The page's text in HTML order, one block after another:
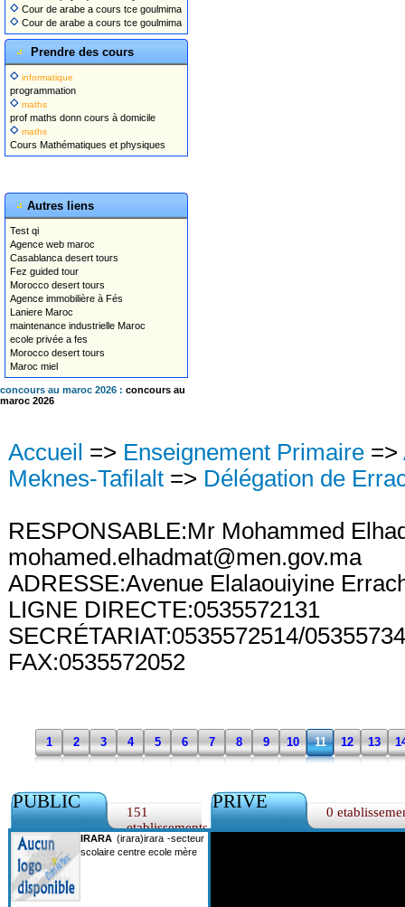
Cour de arabe a cours tce goulmima
Cour de arabe a cours tce goulmima
Prendre des cours
informatique
programmation
maths
prof maths donn cours à domicile
maths
Cours Mathématiques et physiques
Autres liens
Test qi
Agence web maroc
Casablanca desert tours
Fez guided tour
Morocco desert tours
Agence immobilière à Fés
Laniere Maroc
maintenance industrielle Maroc
ecole privée a fes
Morocco desert tours
Maroc miel
concours au maroc 2026 : concours au
maroc 2026
Accueil => Enseignement Primaire =>
Meknes-Tafilalt => Délégation de
RESPONSABLE:Mr Mohammed
mohamed.elhadmat@men.gov.ma
ADRESSE:Avenue Elalaouiyine
LIGNE DIRECTE:0535572131
SECRÉTARIAT:0535572514/
FAX:0535572052
1 2 3 4 5 6 7 8 9 10 11 12 13
PUBLIC
151
etablissements
IRARA (irara)irara -secteur
scolaire centre ecole mère
PRIVE 0